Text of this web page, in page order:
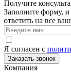
Получите
Заполните форму,
ответить на все
Я согласен с
Заказать звонок
Компания